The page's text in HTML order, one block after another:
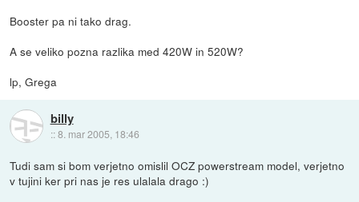
Booster pa ni tako drag.
A se veliko pozna razlika med 420W in 520W?
lp, Grega
billy
::8. mar 2005, 18:46
Tudi sam si bom verjetno omislil OCZ powerstream model, verjetno
v tujini ker pri nas je res ulalala drago :)